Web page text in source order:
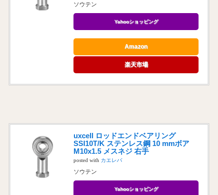
ソウテン
Yahooショッピング
Amazon
楽天市場
uxcell ロッドエンドベアリング
SSI10T/K ステンレス鋼 10 mmボア
M10x1.5 メスネジ 右手
posted with カエレバ
ソウテン
Yahooショッピング